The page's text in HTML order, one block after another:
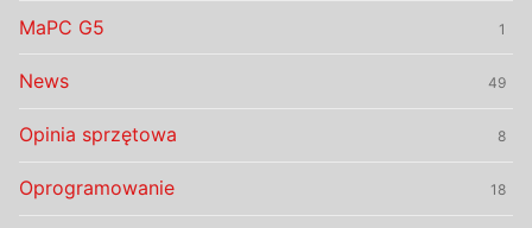
MaPC G5 1
News 49
Opinia sprzętowa 8
Oprogramowanie 18